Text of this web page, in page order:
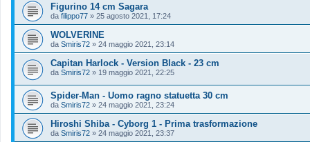
Figurino 14 cm Sagara
da filippo77 » 25 agosto 2021, 17:24
WOLVERINE
da Smiris72 » 24 maggio 2021, 23:14
Capitan Harlock - Version Black - 23 cm
da Smiris72 » 19 maggio 2021, 22:25
Spider-Man - Uomo ragno statuetta 30 cm
da Smiris72 » 24 maggio 2021, 23:24
Hiroshi Shiba - Cyborg 1 - Prima trasformazione
da Smiris72 » 24 maggio 2021, 23:37